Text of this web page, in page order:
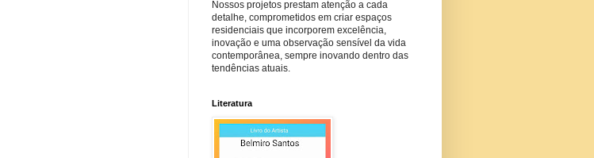
Nossos projetos prestam atenção a cada
detalhe, comprometidos em criar espaços
residenciais que incorporem excelência,
inovação e uma observação sensível da vida
contemporânea, sempre inovando dentro das
tendências atuais.
Literatura